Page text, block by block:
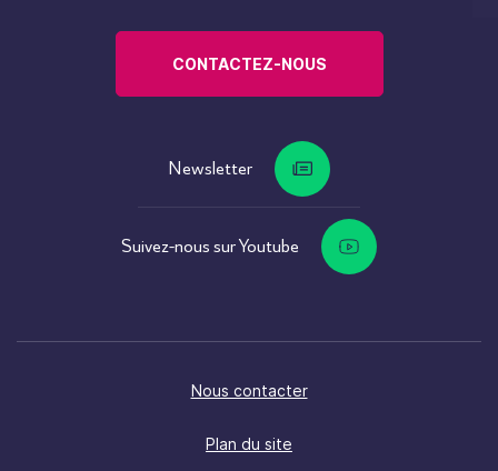
CONTACTEZ-NOUS
Newsletter
Suivez-nous sur Youtube
Nous contacter
Plan du site